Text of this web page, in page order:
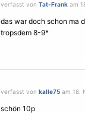
verfasst von Tat-Frank am
das war doch schon ma
tropsdem 8-9*
verfasst von kalle75 am 18.
schön 10p